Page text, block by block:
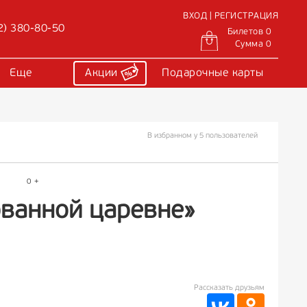
380-80-50
ВХОД | РЕГИСТРАЦИЯ
Билетов 0
Сумма 0
Еще Акции Подарочные карты
В избранном у 5 пользователей
0 +
царевне»
Рассказать друзьям